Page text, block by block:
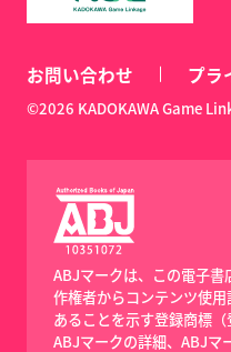
お問い合わせ プラ
©2026 KADOKAWA Game
ABJマークは、この電子
作権者からコンテンツ使
あることを示す登録商標
ABJマークの詳細、ABJマ